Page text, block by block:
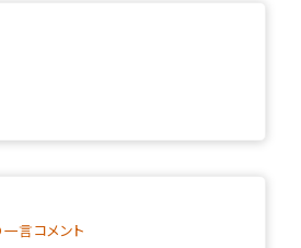
言コメント